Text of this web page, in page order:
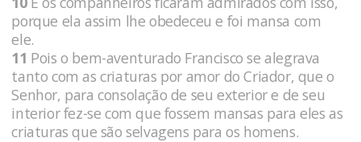
porque ela assim lhe obedeceu e foi mansa com
ele.
11 Pois o bem-aventurado Francisco se alegrava
tanto com as criaturas por amor do Criador, que o
Senhor, para consolação de seu exterior e de seu
interior fez-se com que fossem mansas para eles as
criaturas que são selvagens para os homens.